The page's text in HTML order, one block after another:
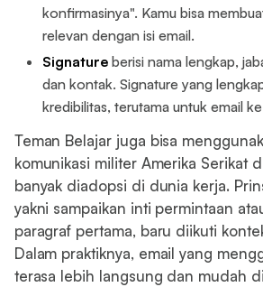
konfirmasinya". Kamu bisa
relevan dengan isi email.
Signature berisi nama lengkap,
dan kontak. Signature yang
kredibilitas, terutama untuk email
Teman Belajar juga bisa
komunikasi militer Amerika Serikat
banyak diadopsi di dunia kerja.
yakni sampaikan inti permintaan
paragraf pertama, baru diikuti
Dalam praktiknya, email yang
terasa lebih langsung dan mudah